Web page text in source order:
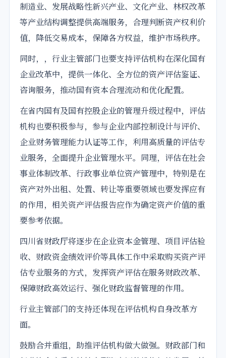
制造业、发展战略性新兴产业、文化产业、林权改革
等产业结构调整提供高端服务，合理判断资产权利价
值，降低交易成本，保障各方权益，维护市场秩序。
同时，，行业主管部门也要支持评估机构在深化国有
企业改革中，提供一体化、全方位的资产评估鉴证、
咨询服务，推动国有资本合理流动和优化配置。
在省内国有及国有控股企业的管理升级过程中，评估
机构也要积极参与，参与企业内部控制设计与评价、
企业财务管理能力认证等工作，利用高质量的评估专
业服务，全面提升企业管理水平。同理，评估在社会
事业体制改革、行政事业单位资产管理中，特别是在
资产对外出租、处置、转让等重要领域也要发挥应有
的作用，相关资产评估报告应作为确定资产价值的重
要参考依据。
四川省财政厅将逐步在企业资本金管理、项目评估验
收、财政资金绩效评价等具体工作中采取购买资产评
估专业服务的方式，发挥资产评估在服务财政改革、
保障财政高效运行、强化财政监督管理的作用。
行业主管部门的支持还体现在评估机构自身改革方
面。
鼓励合并重组，助推评估机构做大做强。财政部门和